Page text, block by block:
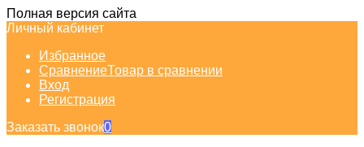
Полная версия сайта
Личный кабинет
Избранное
СравнениеТовар в сравнении
Вход
Регистрация
Заказать звонок0